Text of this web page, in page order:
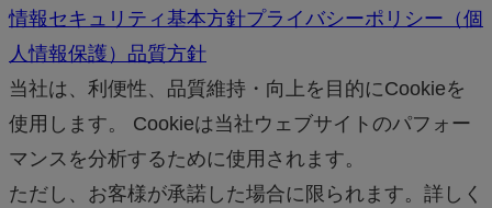
情報セキュリティ基本方針プライバシーポリシー（個
人情報保護） 品質方針
当社は、利便性、品質維持・向上を目的にCookieを
使用します。 Cookieは当社ウェブサイトのパフォー
マンスを分析するために使用されます。
ただし、お客様が承諾した場合に限られます。詳しく